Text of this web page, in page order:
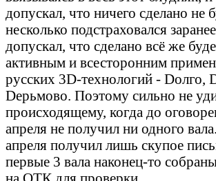
допускал, что ничего сделано не
несколько подстраховался
допускал, что сделано всё же
активным и всесторонним
русских 3D-технологий - Dолго,
Dерьмово. Поэтому сильно не
происходящему, когда до
апреля не получил ни одного
апреля получил лишь скупое
первые 3 вала наконец-то
на ОТК для проверки.